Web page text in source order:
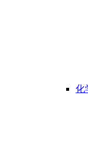
化